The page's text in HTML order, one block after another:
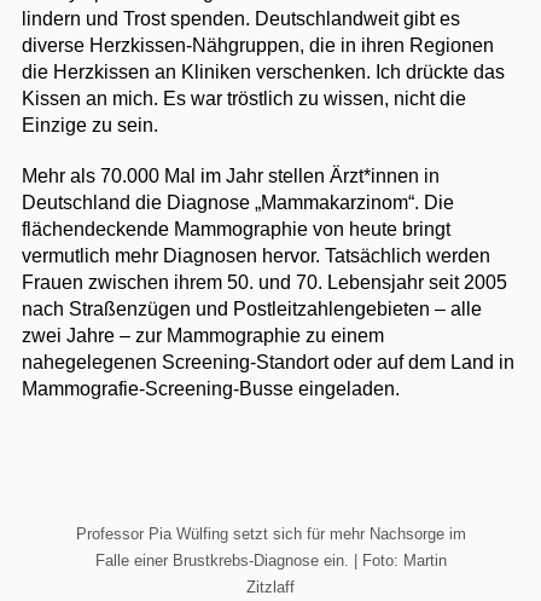
lindern und Trost spenden. Deutschlandweit gibt es
diverse Herzkissen-Nähgruppen, die in ihren Regionen
die Herzkissen an Kliniken verschenken. Ich drückte das
Kissen an mich. Es war tröstlich zu wissen, nicht die
Einzige zu sein.
Mehr als 70.000 Mal im Jahr stellen Ärzt*innen in
Deutschland die Diagnose „Mammakarzinom“. Die
flächendeckende Mammographie von heute bringt
vermutlich mehr Diagnosen hervor. Tatsächlich werden
Frauen zwischen ihrem 50. und 70. Lebensjahr seit 2005
nach Straßenzügen und Postleitzahlengebieten – alle
zwei Jahre – zur Mammographie zu einem
nahegelegenen Screening-Standort oder auf dem Land in
Mammografie-Screening-Busse eingeladen.
Professor Pia Wülfing setzt sich für mehr Nachsorge im
Falle einer Brustkrebs-Diagnose ein. | Foto: Martin
Zitzlaff